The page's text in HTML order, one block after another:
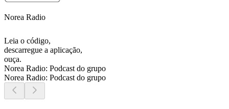
Norea Radio
Leia o código,
descarregue a aplicação,
ouça.
Norea Radio: Podcast do grupo
Norea Radio: Podcast do grupo